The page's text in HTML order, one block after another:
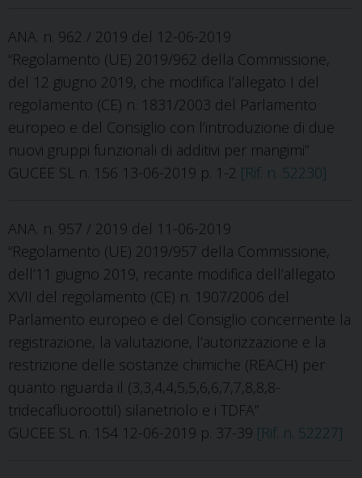
ANA. n. 962 / 2019 del 12-06-2019
“Regolamento (UE) 2019/962 della Commissione,
del 12 giugno 2019, che modifica l’allegato I del
regolamento (CE) n. 1831/2003 del Parlamento
europeo e del Consiglio con l’introduzione di due
nuovi gruppi funzionali di additivi per mangimi”
GUCEE SL n. 156 13-06-2019 p. 1-2 [Rif. n. 52230]
ANA. n. 957 / 2019 del 11-06-2019
“Regolamento (UE) 2019/957 della Commissione,
dell’11 giugno 2019, recante modifica dell’allegato
XVII del regolamento (CE) n. 1907/2006 del
Parlamento europeo e del Consiglio concernente la
registrazione, la valutazione, l’autorizzazione e la
restrizione delle sostanze chimiche (REACH) per
quanto riguarda il (3,3,4,4,5,5,6,6,7,7,8,8,8-
tridecafluoroottil) silanetriolo e i TDFA”
GUCEE SL n. 154 12-06-2019 p. 37-39 [Rif. n. 52227]